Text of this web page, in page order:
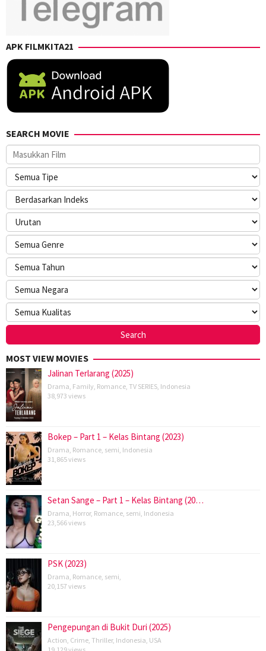
APK FILMKITA21
SEARCH MOVIE
MOST VIEW MOVIES
Jalinan Terlarang (2025)
Drama, Family, Romance, TV SERIES, Indonesia
38,973 views
Bokep – Part 1 – Kelas Bintang (2023)
Drama, Romance, semi, Indonesia
31,865 views
Setan Sange – Part 1 – Kelas Bintang (20…
Drama, Horror, Romance, semi, Indonesia
23,566 views
PSK (2023)
Drama, Romance, semi,
20,157 views
Pengepungan di Bukit Duri (2025)
Action, Crime, Thriller, Indonesia, USA